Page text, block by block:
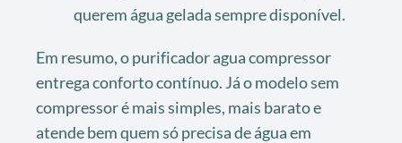
querem água gelada sempre disponível.
Em resumo, o purificador agua compressor
entrega conforto contínuo. Já o modelo sem
compressor é mais simples, mais barato e
atende bem quem só precisa de água em